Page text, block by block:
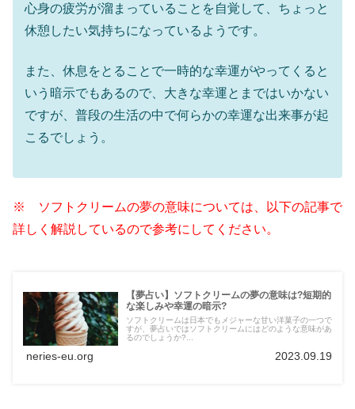
心身の疲労が溜まっていることを自覚して、ちょっと
休憩したい気持ちになっているようです。
また、休息をとることで一時的な幸運がやってくると
いう暗示でもあるので、大きな幸運とまではいかない
ですが、普段の生活の中で何らかの幸運な出来事が起
こるでしょう。
※ ソフトクリームの夢の意味については、以下の記事で
詳しく解説しているので参考にしてください。
【夢占い】ソフトクリームの夢の意味は?短期的
な楽しみや幸運の暗示?
ソフトクリームは日本でもメジャーな甘い洋菓子の一つで
すが、夢占いではソフトクリームにはどのような意味があ
るのでしょうか?...
neries-eu.org 2023.09.19